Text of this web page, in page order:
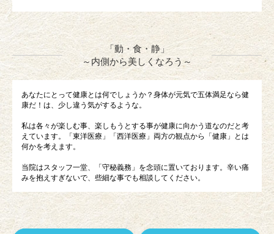
「動・食・静」
～内側から美しくなろう～
あなたにとって健康とは何でしょうか？身体が元気で五体満足なら健
康だ！は、少し違う気がするような。
私は各々が楽しむ事、楽しもうとする事が健康に向かう道なのだと考
えています。「東洋医療」「西洋医療」両方の観点から「健康」とは
何かを考えます。
当院はスタッフ一堂、「守秘義務」を念頭に置いております。辛い痛
みを抱えすぎないで、些細な事でも相談してください。